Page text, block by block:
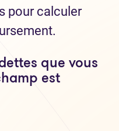
pour calculer
que vous
est